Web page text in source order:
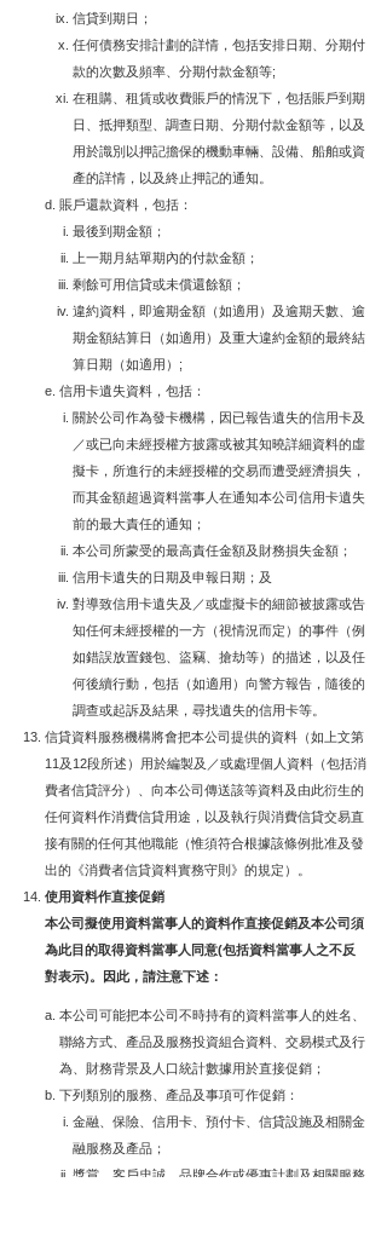
信貸到期日；
任何債務安排計劃的詳情，包括安排日期、分期付
款的次數及頻率、分期付款金額等;
在租購、租賃或收費賬戶的情況下，包括賬戶到期
日、抵押類型、調查日期、分期付款金額等，以及
用於識別以押記擔保的機動車輛、設備、船舶或資
產的詳情，以及終止押記的通知。
賬戶還款資料，包括：
最後到期金額；
上一期月結單期內的付款金額；
剩餘可用信貸或未償還餘額；
違約資料，即逾期金額（如適用）及逾期天數、逾
期金額結算日（如適用）及重大違約金額的最終結
算日期（如適用）;
信用卡遺失資料，包括：
關於公司作為發卡機構，因已報告遺失的信用卡及
／或已向未經授權方披露或被其知曉詳細資料的虛
擬卡，所進行的未經授權的交易而遭受經濟損失，
而其金額超過資料當事人在通知本公司信用卡遺失
前的最大責任的通知；
本公司所蒙受的最高責任金額及財務損失金額；
信用卡遺失的日期及申報日期；及
對導致信用卡遺失及／或虛擬卡的細節被披露或告
知任何未經授權的一方（視情況而定）的事件（例
如錯誤放置錢包、盜竊、搶劫等）的描述，以及任
何後續行動，包括（如適用）向警方報告，隨後的
調查或起訴及結果，尋找遺失的信用卡等。
信貸資料服務機構將會把本公司提供的資料（如上文第
11及12段所述）用於編製及／或處理個人資料（包括消
費者信貸評分）、向本公司傳送該等資料及由此衍生的
任何資料作消費信貸用途，以及執行與消費信貸交易直
接有關的任何其他職能（惟須符合根據該條例批准及發
出的《消費者信貸資料實務守則》的規定）。
使用資料作直接促銷
本公司擬使用資料當事人的資料作直接促銷及本公司須
為此目的取得資料當事人同意(包括資料當事人之不反
對表示)。因此，請注意下述：
本公司可能把本公司不時持有的資料當事人的姓名、
聯絡方式、產品及服務投資組合資料、交易模式及行
為、財務背景及人口統計數據用於直接促銷；
下列類別的服務、產品及事項可作促銷：
金融、保險、信用卡、預付卡、信貸設施及相關金
融服務及產品；
獎賞、客戶忠誠、品牌合作或優惠計劃及相關服務